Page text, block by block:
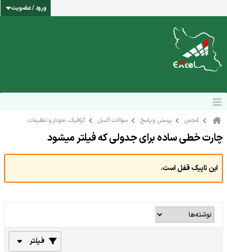
ورود / عضویت
انجمن پرسش و پاسخ سوالات اکسل گرافیک، نمودار و تنظیمات
چارت خطی ساده برای جدولی که فیلتر میشود
این تاپیک قفل است.
فیلتر